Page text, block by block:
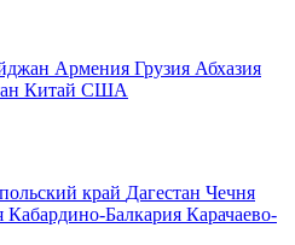
Армения Грузия Абхазия
Китай США
край Дагестан Чечня
Кабардино-Балкария Карачаево-